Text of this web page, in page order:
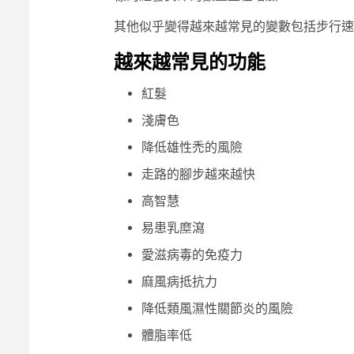
其他似乎變得越來越常見的變數包括步行
越來越常見的功能
紅髮
淺膚色
降低雄性禿的風險
走路的腳步越來越快
高智慧
易患乳糜瀉
愛滋病毒的免疫力
麻風病抵抗力
降低類風濕性關節炎的風險
體脂率低